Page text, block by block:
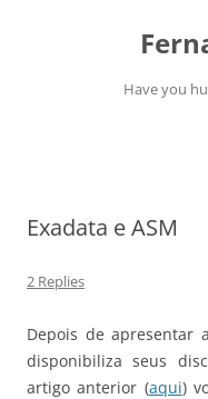
Have you
Exadata e ASM
2 Replies
Depois de apresentar
disponibiliza seus
artigo anterior (aqui)